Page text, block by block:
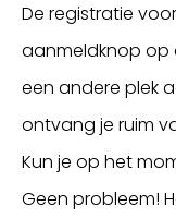
De registratie
aanmeldknop op
een andere plek
ontvang je ruim
Kun je op het
Geen probleem!